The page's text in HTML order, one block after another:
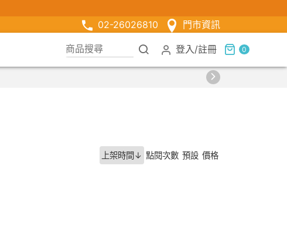
02-26026810
門市資訊
登入 /註冊 0
上架時間↓ 點閱次數 預設 價格